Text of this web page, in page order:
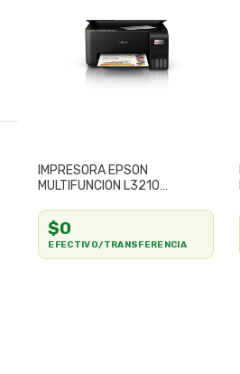
IMPRESORA EPSON
MULTIFUNCION L3210
$0
EFECTIVO/TRANSFERENCIA